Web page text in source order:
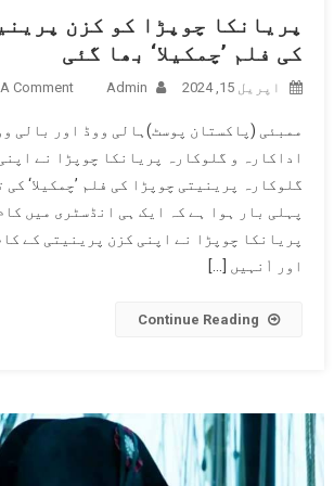
پریانکا چوپڑا کو کزن
کی فلم ’چمکیلا‘ بھا گئی
اپریل 15, 2024 Admin
Comment
ممبئی (پاکستان پوسٹ)ہالی ووڈ اور بالی
اداکارہ و گلوکارہ پریانکا چوپڑا نے
گلوکارہ پرینیتی چوپڑا کی فلم ’چمکیلا‘ کی
پہلی بار ہوا ہے کہ ایک ہی انڈسٹری میں
پریانکا چوپڑا نے اپنی کزن پرینیتی کے
اور اْنہیں […]
Continue Reading